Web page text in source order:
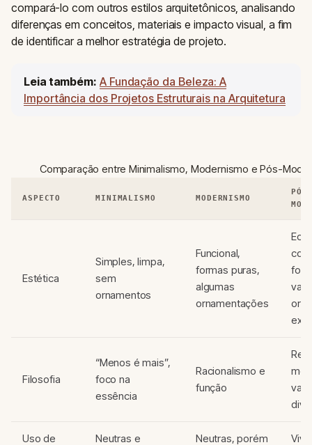
compará-lo com outros estilos arquitetônicos, analisando
diferenças em conceitos, materiais e impacto visual, a fim
de identificar a melhor estratégia de projeto.
Leia também: A Fundação da Beleza: A
Importância dos Projetos Estruturais na Arquitetura
Comparação entre Minimalismo, Modernismo e Pós-
ASPECTO MINIMALISMO MODERNISMO
Estética
Simples, limpa,
sem
ornamentos
Funcional,
formas puras,
algumas
ornamentações
Filosofia
“Menos é mais”,
foco na
essência
Racionalismo e
função
Uso de Neutras e Neutras, porém